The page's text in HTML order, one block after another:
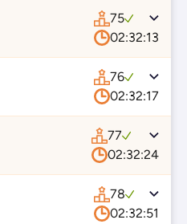
75
02:32:13
76
02:32:17
77
02:32:24
78
02:32:51